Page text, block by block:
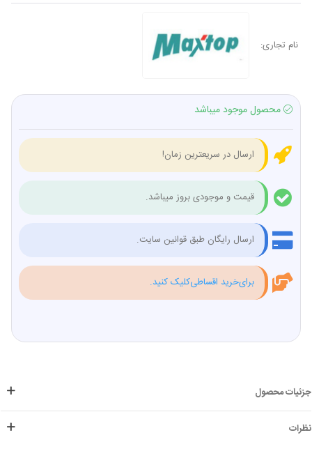
نام تجاری:
محصول موجود میباشد
ارسال در سریعترین زمان!
قیمت و موجودی بروز میباشد.
ارسال رایگان طبق قوانین سایت.
برای‌خرید اقساطی‌کلیک کنید.
جزئیات محصول
نظرات